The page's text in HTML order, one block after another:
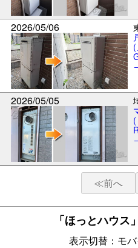
2026/05/06
2026/05/05
≪前へ
「ほっとハウス
表示切替：モ